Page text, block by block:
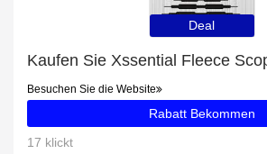
Deal
Besuchen Sie die Website
Rabatt Bekommen
17 klickt